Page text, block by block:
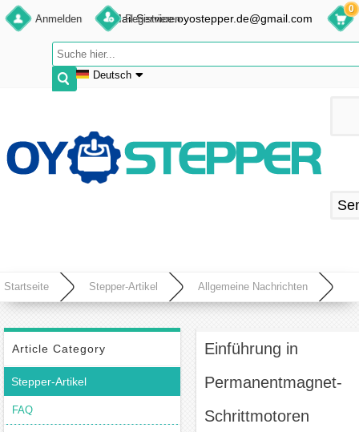
Anmelden Registrieren
Deutsch
Français
Español
E-Mail:Service.oyostepper.de@gmail.com
0
Startseite Stepper-Artikel Allgemeine Nachrichten
Article Category
Stepper-Artikel
FAQ
Einführung in
Permanentmagnet-
Schrittmotoren